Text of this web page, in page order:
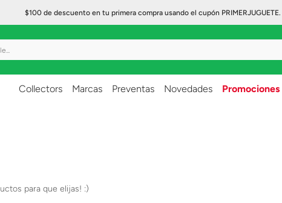
$100 de descuento en tu primera compra usando el cupón PRIMERJUGUETE.
Collectors Marcas Preventas Novedades Promociones